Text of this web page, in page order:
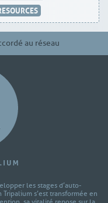
au réseau
les stages d’auto-
s’est transformée en